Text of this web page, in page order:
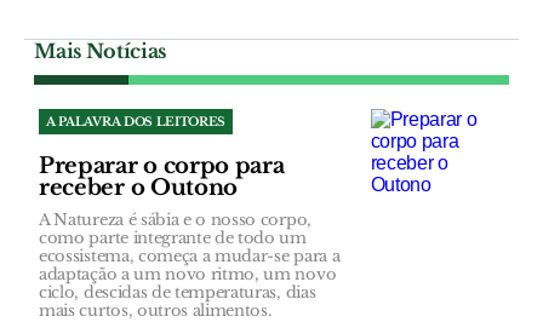
Mais Notícias
A PALAVRA DOS LEITORES
Preparar o corpo para
receber o Outono
A Natureza é sábia e o nosso corpo,
como parte integrante de todo um
ecossistema, começa a mudar-se para a
adaptação a um novo ritmo, um novo
ciclo, descidas de temperaturas, dias
mais curtos, outros alimentos.